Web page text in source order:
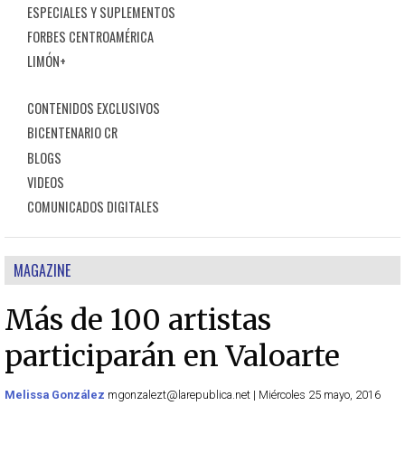
ESPECIALES Y SUPLEMENTOS
FORBES CENTROAMÉRICA
LIMÓN+
CONTENIDOS EXCLUSIVOS
BICENTENARIO CR
BLOGS
VIDEOS
COMUNICADOS DIGITALES
MAGAZINE
Más de 100 artistas
participarán en Valoarte
Melissa González mgonzalezt@larepublica.net | Miércoles 25 mayo, 2016